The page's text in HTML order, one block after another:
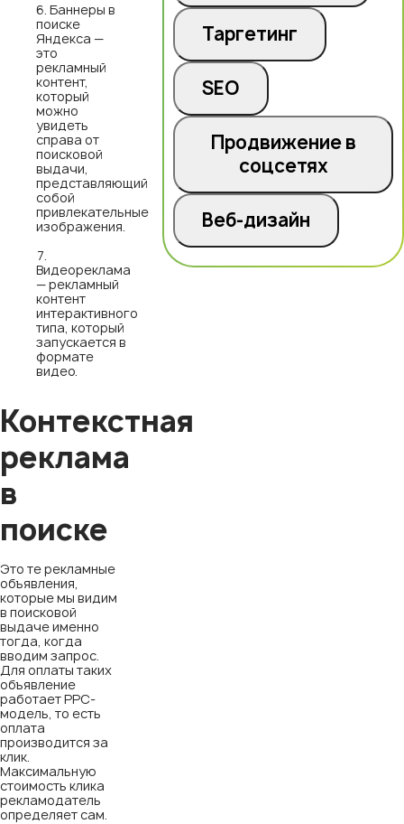
Таргетинг
SEO
Продвижение в
соцсетях
Веб-дизайн
Баннеры в
поиске
Яндекса —
это
рекламный
контент,
который
можно
увидеть
справа от
поисковой
выдачи,
представляющий
собой
привлекательные
изображения.
Видеореклама
— рекламный
контент
интерактивного
типа, который
запускается в
формате
видео.
Контекстная
реклама
в
поиске
Это те рекламные
объявления,
которые мы видим
в поисковой
выдаче именно
тогда, когда
вводим запрос.
Для оплаты таких
объявление
работает PPC-
модель, то есть
оплата
производится за
клик.
Максимальную
стоимость клика
рекламодатель
определяет сам.